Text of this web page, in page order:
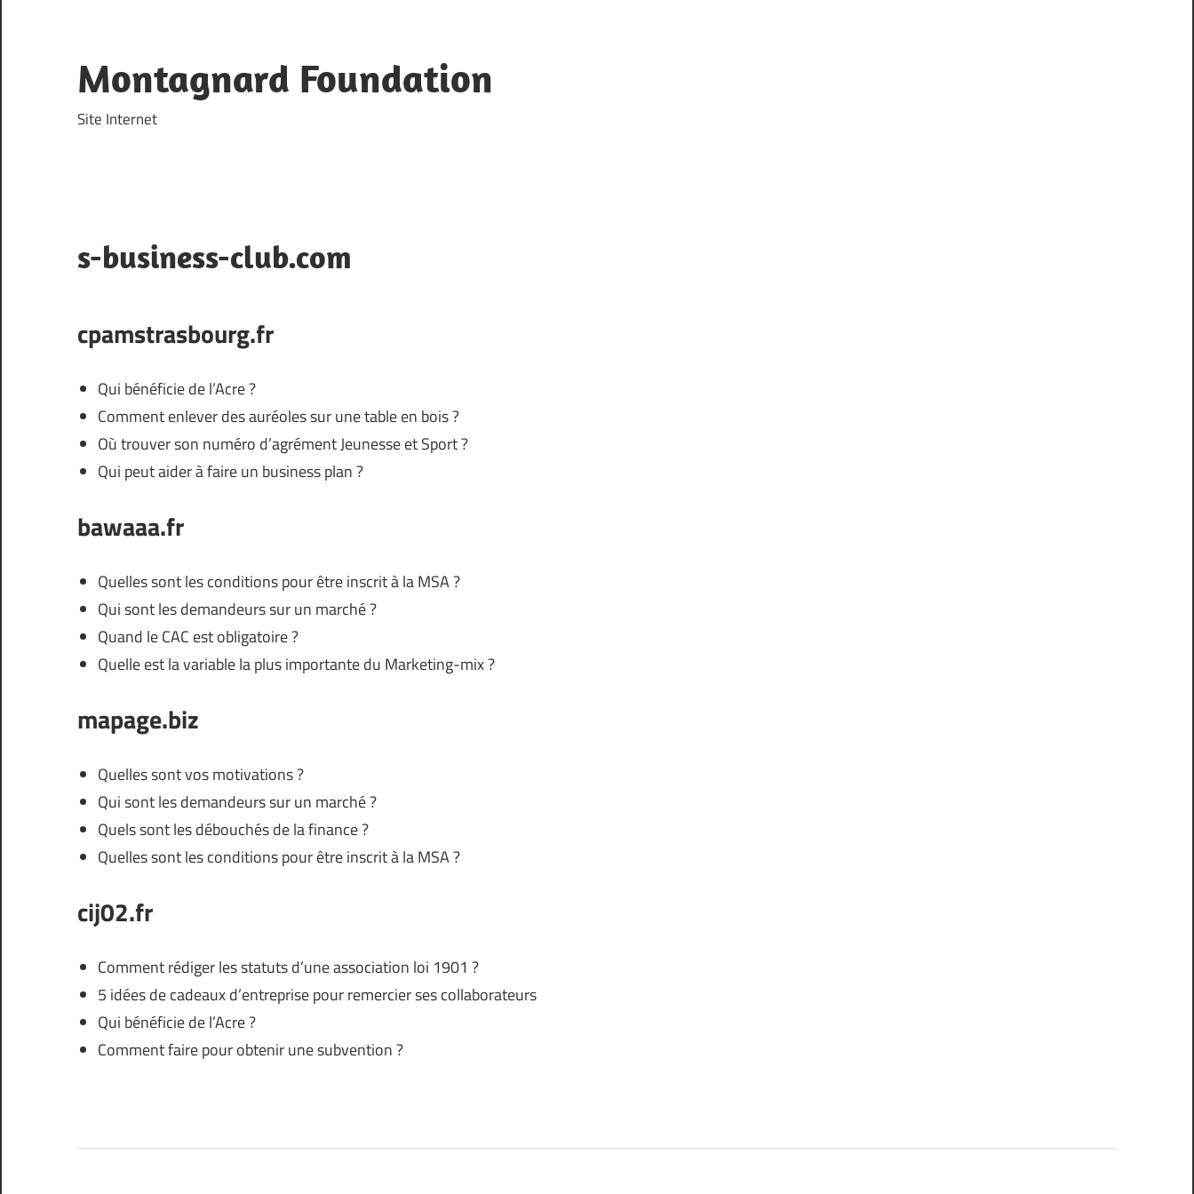
content
Montagnard Foundation
Site Internet
s-business-club.com
cpamstrasbourg.fr
Qui bénéficie de l’Acre ?
Comment enlever des auréoles sur une table en bois ?
Où trouver son numéro d’agrément Jeunesse et Sport ?
Qui peut aider à faire un business plan ?
bawaaa.fr
Quelles sont les conditions pour être inscrit à la MSA ?
Qui sont les demandeurs sur un marché ?
Quand le CAC est obligatoire ?
Quelle est la variable la plus importante du Marketing-mix ?
mapage.biz
Quelles sont vos motivations ?
Qui sont les demandeurs sur un marché ?
Quels sont les débouchés de la finance ?
Quelles sont les conditions pour être inscrit à la MSA ?
cij02.fr
Comment rédiger les statuts d’une association loi 1901 ?
5 idées de cadeaux d’entreprise pour remercier ses collaborateurs
Qui bénéficie de l’Acre ?
Comment faire pour obtenir une subvention ?